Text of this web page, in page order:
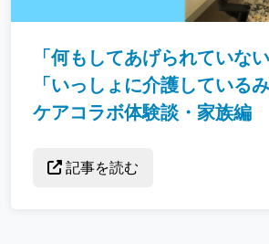
「何もしてあげられていな
「いっしょに介護している
ケアコラボ体験談・家族編
記事を読む